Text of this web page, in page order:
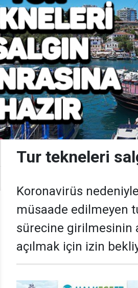
Tur tekneleri
Koronavirüs
müsaade edilmeyen
sürecine girilmesinin
açılmak için izin